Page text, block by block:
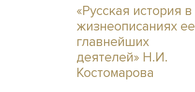
«Русская история в
жизнеописаниях ее
главнейших
деятелей» Н.И.
Костомарова